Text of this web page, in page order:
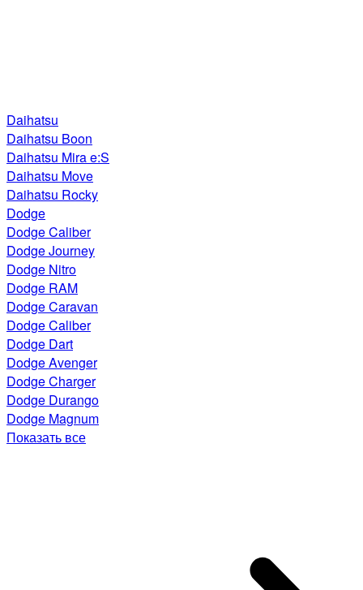
Daihatsu
Daihatsu Boon
Daihatsu Mira e:S
Daihatsu Move
Daihatsu Rocky
Dodge
Dodge Caliber
Dodge Journey
Dodge Nitro
Dodge RAM
Dodge Caravan
Dodge Caliber
Dodge Dart
Dodge Avenger
Dodge Charger
Dodge Durango
Dodge Magnum
Показать все